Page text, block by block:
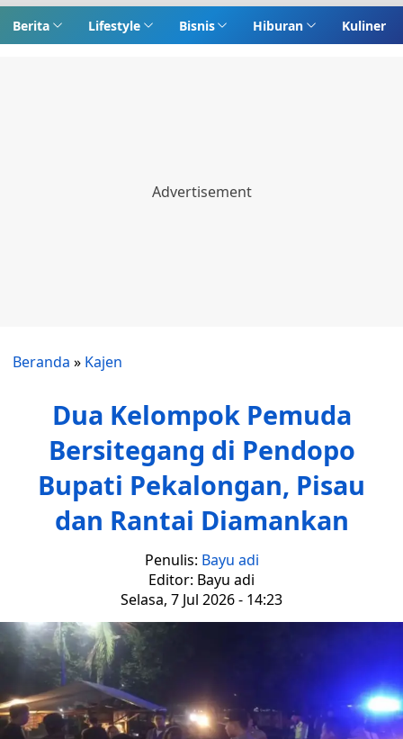
Berita Lifestyle Bisnis Hiburan Kuliner
Beranda » Kajen
Dua Kelompok Pemuda
Bersitegang di Pendopo
Bupati Pekalongan, Pisau
dan Rantai Diamankan
Penulis: Bayu adi
Editor: Bayu adi
Selasa, 7 Jul 2026 - 14:23